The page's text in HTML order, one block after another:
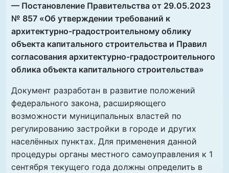
— Постановление Правительства от 29.05.2023
№ 857 «Об утверждении требований к
архитектурно-градостроительному облику
объекта капитального строительства и Правил
согласования архитектурно-градостроительного
облика объекта капитального строительства»
Документ разработан в развитие положений
федерального закона, расширяющего
возможности муниципальных властей по
регулированию застройки в городе и других
населённых пунктах. Для применения данной
процедуры органы местного самоуправления к 1
сентября текущего года должны определить в